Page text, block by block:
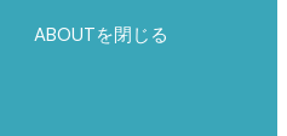
ABOUTを閉じる